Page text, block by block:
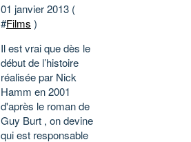
01 janvier 2013 (
#Films )
Il est vrai que dès le
début de l’histoire
réalisée par Nick
Hamm en 2001
d'après le roman de
Guy Burt , on devine
qui est responsable